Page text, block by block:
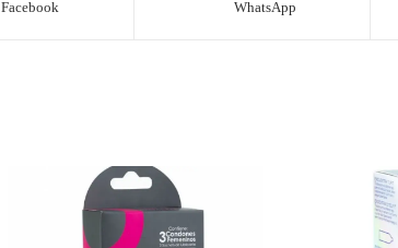
Facebook
WhatsApp